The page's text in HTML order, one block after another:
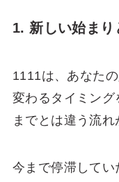
1. 新しい始まり
1111は、あなた
変わるタイミン
までとは違う流れ
今まで停滞して